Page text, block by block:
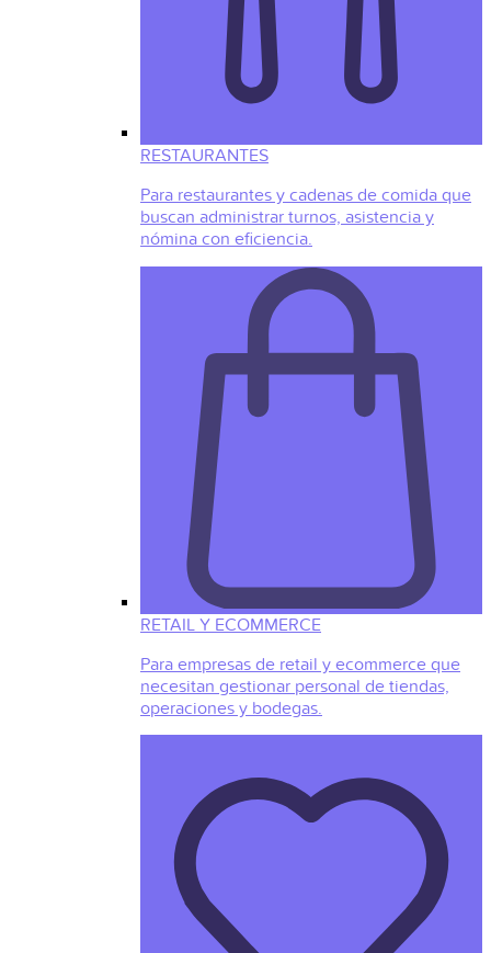
RESTAURANTES
Para restaurantes y cadenas de comida que
buscan administrar turnos, asistencia y
nómina con eficiencia.
RETAIL Y ECOMMERCE
Para empresas de retail y ecommerce que
necesitan gestionar personal de tiendas,
operaciones y bodegas.